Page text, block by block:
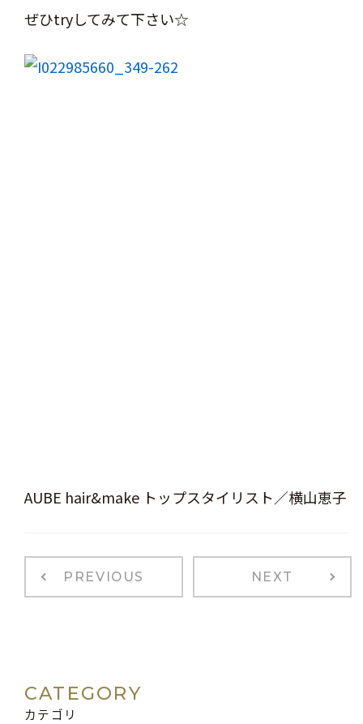
ぜひtryしてみて下さい☆
AUBE hair&make トップスタイリスト／横山恵子
PREVIOUS NEXT
CATEGORY
カテゴリ